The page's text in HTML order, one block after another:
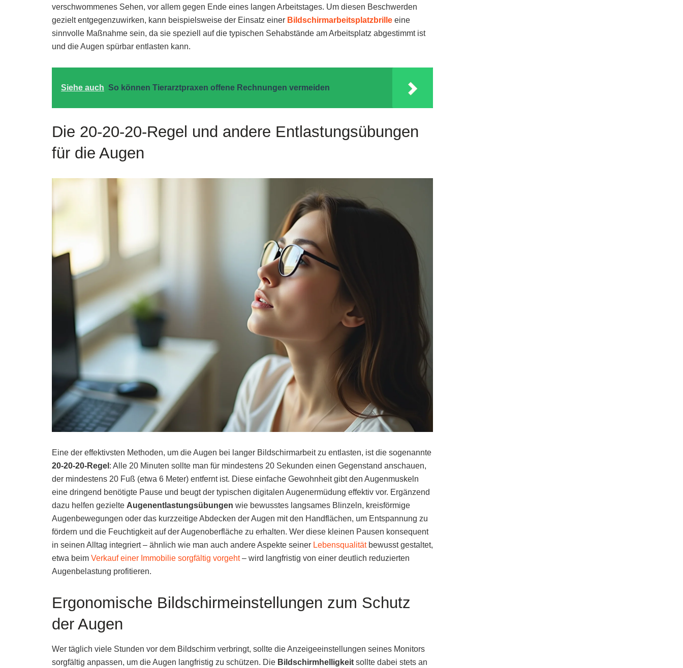
verschwommenes Sehen, vor allem gegen Ende eines langen Arbeitstages. Um diesen Beschwerden
gezielt entgegenzuwirken, kann beispielsweise der Einsatz einer Bildschirmarbeitsplatzbrille eine
sinnvolle Maßnahme sein, da sie speziell auf die typischen Sehabstände am Arbeitsplatz abgestimmt ist
und die Augen spürbar entlasten kann.
Siehe auch So können Tierarztpraxen offene Rechnungen vermeiden
Die 20-20-20-Regel und andere Entlastungsübungen
für die Augen
Eine der effektivsten Methoden, um die Augen bei langer Bildschirmarbeit zu entlasten, ist die sogenannte
20-20-20-Regel : Alle 20 Minuten sollte man für mindestens 20 Sekunden einen Gegenstand anschauen,
der mindestens 20 Fuß (etwa 6 Meter) entfernt ist. Diese einfache Gewohnheit gibt den Augenmuskeln
eine dringend benötigte Pause und beugt der typischen digitalen Augenermüdung effektiv vor. Ergänzend
dazu helfen gezielte Augenentlastungsübungen wie bewusstes langsames Blinzeln, kreisförmige
Augenbewegungen oder das kurzzeitige Abdecken der Augen mit den Handflächen, um Entspannung zu
fördern und die Feuchtigkeit auf der Augenoberfläche zu erhalten. Wer diese kleinen Pausen konsequent
in seinen Alltag integriert – ähnlich wie man auch andere Aspekte seiner Lebensqualitätbewusst gestaltet,
etwa beim Verkauf einer Immobilie sorgfältig vorgeht– wird langfristig von einer deutlich reduzierten
Augenbelastung profitieren.
Ergonomische Bildschirmeinstellungen zum Schutz
der Augen
Wer täglich viele Stunden vor dem Bildschirm verbringt, sollte die Anzeigeeinstellungen seines Monitors
sorgfältig anpassen, um die Augen langfristig zu schützen. Die Bildschirmhelligkeit sollte dabei stets an